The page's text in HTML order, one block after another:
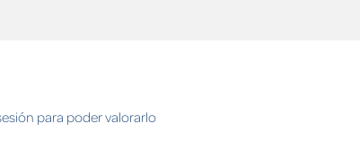
para poder valorarlo